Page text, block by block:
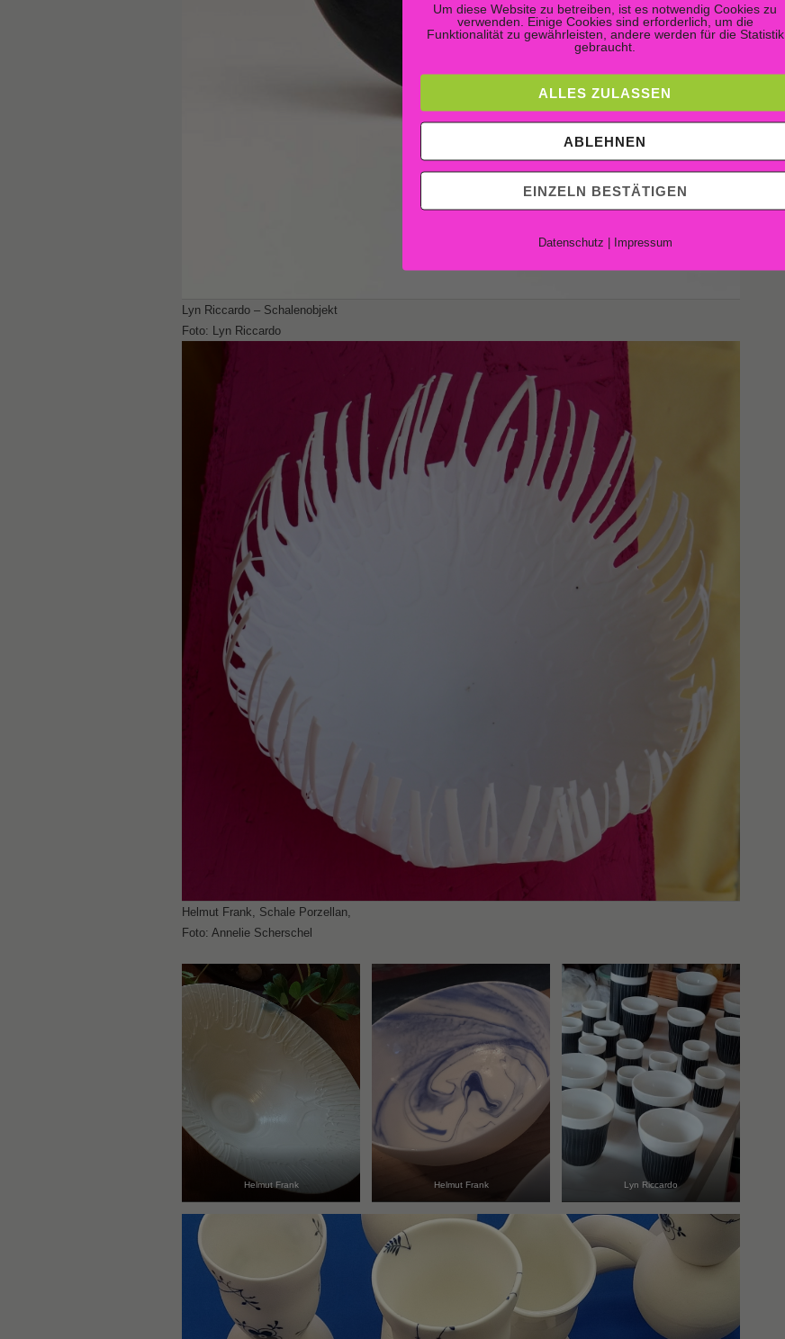
Lyn Riccardo – Schalenobjekt
Foto: Lyn Riccardo
Helmut Frank, Schale Porzellan,
Foto: Annelie Scherschel
Helmut Frank Helmut Frank Lyn Riccardo
Um diese Website zu betreiben, ist es notwendig Cookies zu
verwenden. Einige Cookies sind erforderlich, um die
Funktionalität zu gewährleisten, andere werden für die Statistik
gebraucht.
ALLES ZULASSEN
ABLEHNEN
EINZELN BESTÄTIGEN
Datenschutz | Impressum